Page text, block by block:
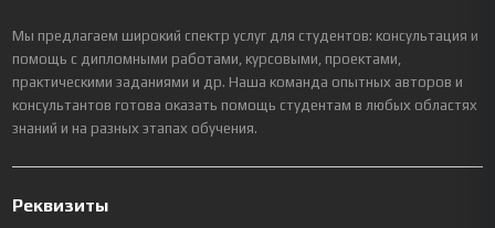
Мы предлагаем широкий спектр услуг для студентов: консультация и
помощь с дипломными работами, курсовыми, проектами,
практическими заданиями и др. Наша команда опытных авторов и
консультантов готова оказать помощь студентам в любых областях
знаний и на разных этапах обучения.
Реквизиты